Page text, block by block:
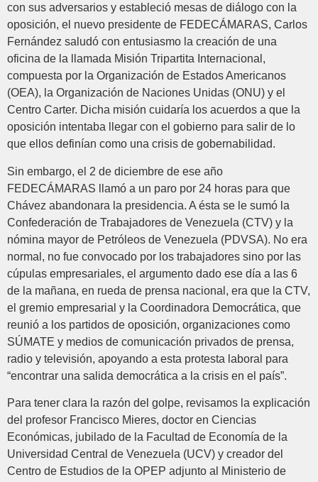
con sus adversarios y estableció mesas de diálogo con la
oposición, el nuevo presidente de FEDECÁMARAS, Carlos
Fernández saludó con entusiasmo la creación de una
oficina de la llamada Misión Tripartita Internacional,
compuesta por la Organización de Estados Americanos
(OEA), la Organización de Naciones Unidas (ONU) y el
Centro Carter. Dicha misión cuidaría los acuerdos a que la
oposición intentaba llegar con el gobierno para salir de lo
que ellos definían como una crisis de gobernabilidad.
Sin embargo, el 2 de diciembre de ese año
FEDECÁMARAS llamó a un paro por 24 horas para que
Chávez abandonara la presidencia. A ésta se le sumó la
Confederación de Trabajadores de Venezuela (CTV) y la
nómina mayor de Petróleos de Venezuela (PDVSA). No era
normal, no fue convocado por los trabajadores sino por las
cúpulas empresariales, el argumento dado ese día a las 6
de la mañana, en rueda de prensa nacional, era que la CTV,
el gremio empresarial y la Coordinadora Democrática, que
reunió a los partidos de oposición, organizaciones como
SÚMATE y medios de comunicación privados de prensa,
radio y televisión, apoyando a esta protesta laboral para
“encontrar una salida democrática a la crisis en el país”.
Para tener clara la razón del golpe, revisamos la explicación
del profesor Francisco Mieres, doctor en Ciencias
Económicas, jubilado de la Facultad de Economía de la
Universidad Central de Venezuela (UCV) y creador del
Centro de Estudios de la OPEP adjunto al Ministerio de